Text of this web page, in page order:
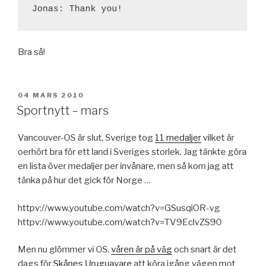
Bra så!
PUBLICERAT
04 MARS 2010
Sportnytt – mars
Vancouver-OS är slut, Sverige tog 11 medaljervilket är
oerhört bra för ett land i Sveriges storlek. Jag tänkte göra
en lista över medaljer per invånare, men så kom jag att
tänka på hur det gick för Norge …
httpv://www.youtube.com/watch?v=GSusqiOR-vg
httpv://www.youtube.com/watch?v=TV9EclvZS90
Men nu glömmer vi OS, våren är på vägoch snart är det
dags förSkånes Uruguayare att köra igång vägen mot